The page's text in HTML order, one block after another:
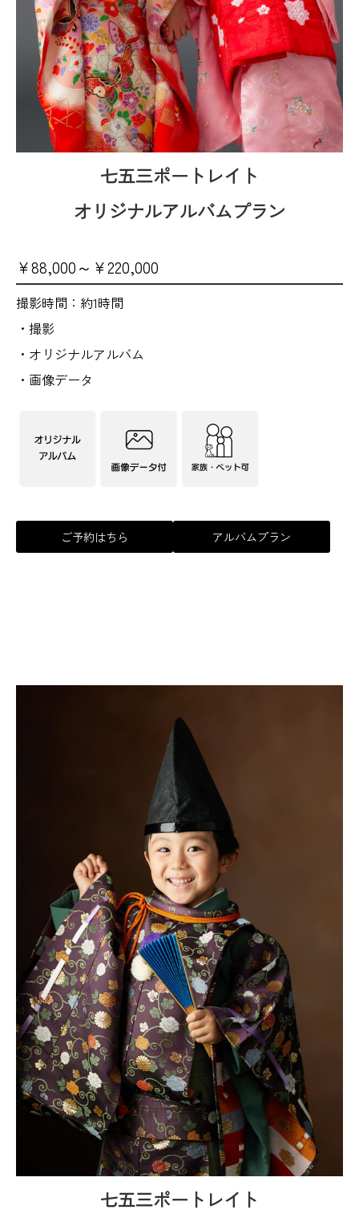
七五三ポートレイト
オリジナルアルバムプラン
¥88,000～¥220,000
撮影時間：約1時間
・撮影
・オリジナルアルバム
・画像データ
ご予約はちら アルバムプラン
七五三ポートレイト